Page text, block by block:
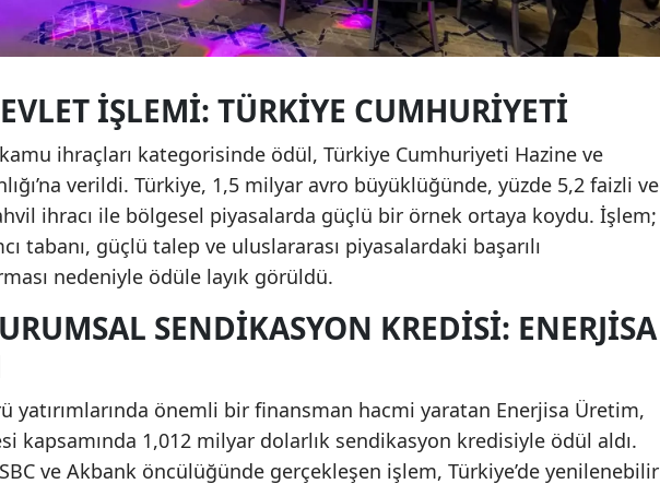
İŞLEMI: TÜRKIYE CUMHURIYETI
ihraçları kategorisinde ödül, Türkiye Cumhuriyeti Hazine ve
verildi. Türkiye, 1,5 milyar avro büyüklüğünde, yüzde 5,2 faizli ve
ihracı ile bölgesel piyasalarda güçlü bir örnek ortaya koydu. İşlem;
tabanı, güçlü talep ve uluslararası piyasalardaki başarılı
nedeniyle ödüle layık görüldü.
SENDIKASYON KREDISI: ENERJISA
yatırımlarında önemli bir finansman hacmi yaratan Enerjisa Üretim,
kapsamında 1,012 milyar dolarlık sendikasyon kredisiyle ödül aldı.
ve Akbank öncülüğünde gerçekleşen işlem, Türkiye’de yenilenebilir